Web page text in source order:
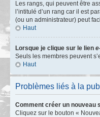
Les rangs, qui peuvent être
l’intitulé d’un rang car il est
(ou un administrateur) peut
Haut
Lorsque je clique sur le lien
Seuls les membres peuvent
Haut
Problèmes liés à la
Comment créer un nouveau
Cliquez sur le bouton «